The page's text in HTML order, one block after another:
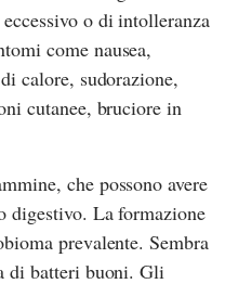
o di intolleranza
come nausea,
calore, sudorazione,
cutanee, bruciore in
che possono avere
digestivo. La formazione
prevalente. Sembra
di batteri buoni. Gli